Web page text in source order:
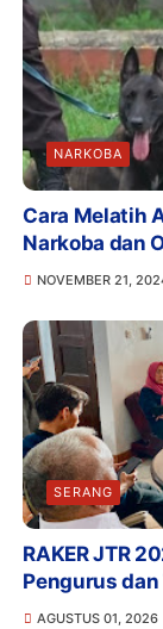
NARKOBA
Cara Melatih
Narkoba dan
NOVEMBER 21,
SERANG
RAKER JTR
Pengurus
AGUSTUS 01, 2026